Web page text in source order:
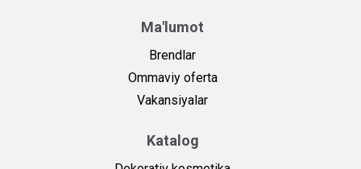
Ma'lumot
Brendlar
Ommaviy oferta
Vakansiyalar
Katalog